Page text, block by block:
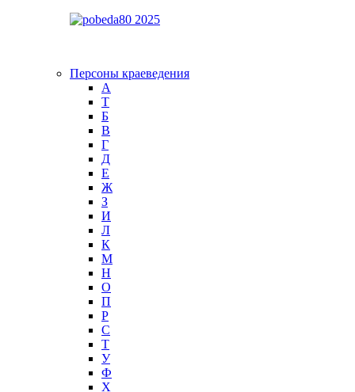
Персоны краеведения
А
T
Б
В
Г
Д
Е
Ж
З
И
Л
К
М
Н
О
П
Р
С
Т
У
Ф
Х